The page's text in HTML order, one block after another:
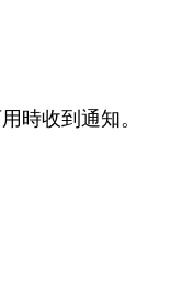
時收到通知。